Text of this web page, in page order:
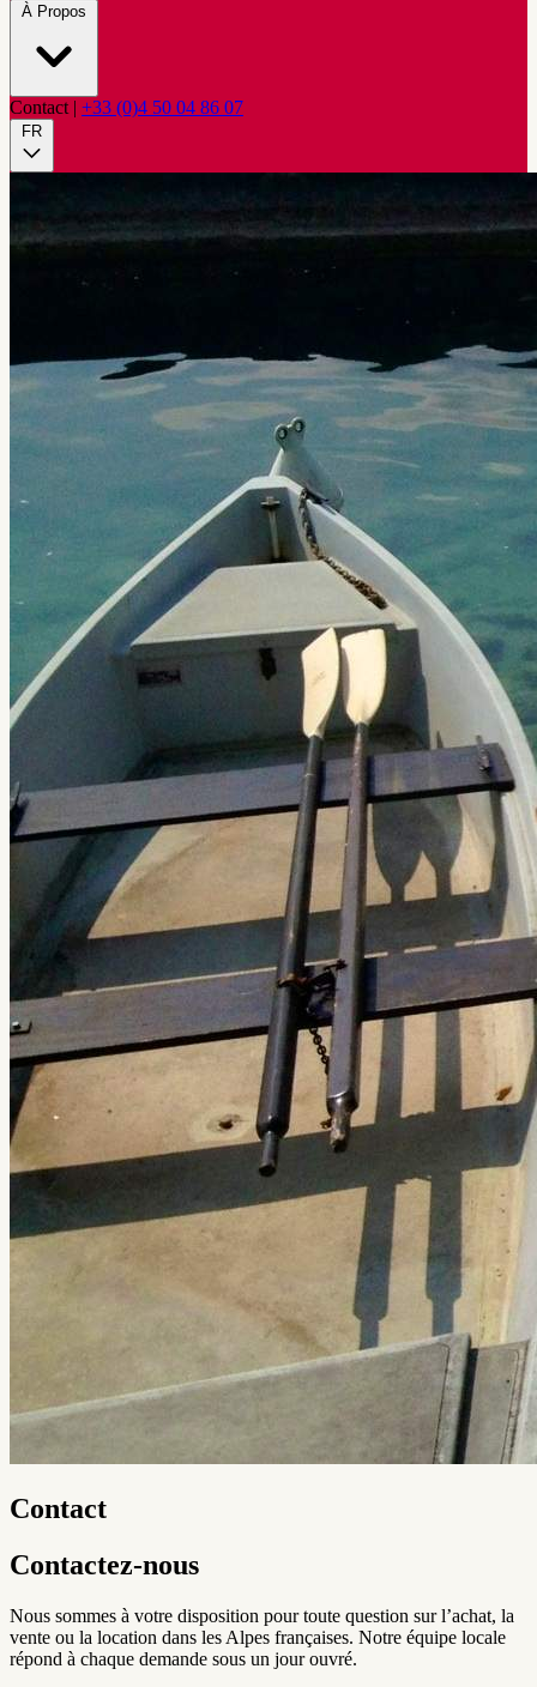
À Propos
Contact | +33 (0)4 50 04 86 07
FR
Contact
Contactez-nous
Nous sommes à votre disposition pour toute question sur l’achat, la
vente ou la location dans les Alpes françaises. Notre équipe locale
répond à chaque demande sous un jour ouvré.